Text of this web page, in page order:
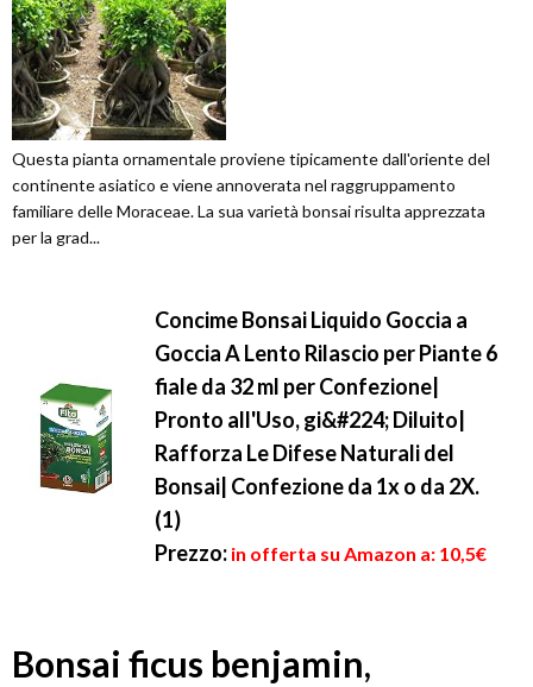
Questa pianta ornamentale proviene tipicamente dall'oriente del
continente asiatico e viene annoverata nel raggruppamento
familiare delle Moraceae. La sua varietà bonsai risulta apprezzata
per la grad...
Concime Bonsai Liquido Goccia a
Goccia A Lento Rilascio per Piante 6
fiale da 32 ml per Confezione|
Pronto all'Uso, gi&#224; Diluito|
Rafforza Le Difese Naturali del
Bonsai| Confezione da 1x o da 2X.
(1)
Prezzo: in offerta su Amazon a: 10,5€
Bonsai ficus benjamin,